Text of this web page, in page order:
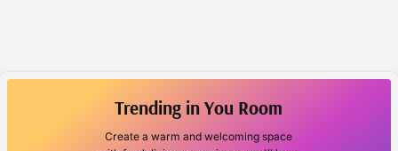
Trending in You Room
Create a warm and welcoming space